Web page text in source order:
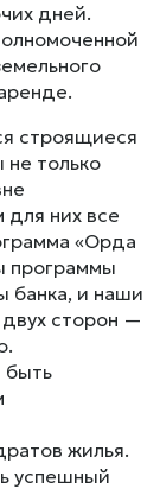
дней.
строящиеся
только
для них все
«Орда
программы
банка, и наши
сторон —
быть
жилья.
успешный